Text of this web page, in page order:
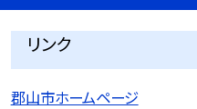
リンク
郡山市ホームページ